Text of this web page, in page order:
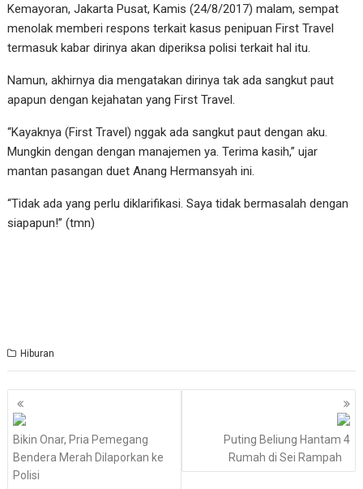
Kemayoran, Jakarta Pusat, Kamis (24/8/2017) malam, sempat
menolak memberi respons terkait kasus penipuan First Travel
termasuk kabar dirinya akan diperiksa polisi terkait hal itu.
Namun, akhirnya dia mengatakan dirinya tak ada sangkut paut
apapun dengan kejahatan yang First Travel.
“Kayaknya (First Travel) nggak ada sangkut paut dengan aku.
Mungkin dengan dengan manajemen ya. Terima kasih,” ujar
mantan pasangan duet Anang Hermansyah ini.
“Tidak ada yang perlu diklarifikasi. Saya tidak bermasalah dengan
siapapun!” (tmn)
Hiburan
Navigasi
pos
Bikin Onar, Pria Pemegang
Bendera Merah Dilaporkan ke
Polisi
Puting Beliung Hantam 4
Rumah di Sei Rampah